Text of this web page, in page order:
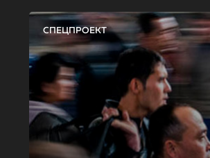
СПЕЦПРОЕКТ